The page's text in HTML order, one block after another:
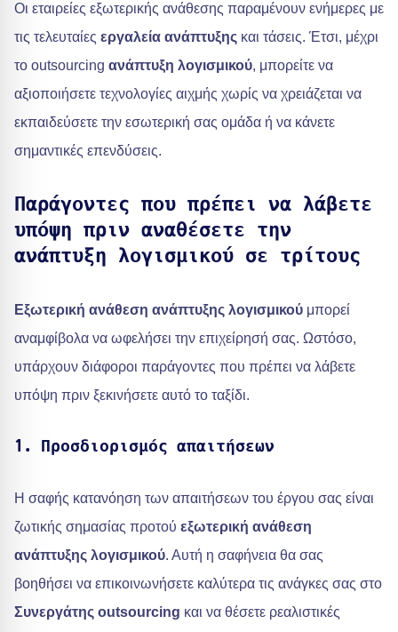
Οι εταιρείες εξωτερικής ανάθεσης παραμένουν ενήμερες με
τις τελευταίες εργαλεία ανάπτυξης και τάσεις. Έτσι, μέχρι
το outsourcing ανάπτυξη λογισμικού, μπορείτε να
αξιοποιήσετε τεχνολογίες αιχμής χωρίς να χρειάζεται να
εκπαιδεύσετε την εσωτερική σας ομάδα ή να κάνετε
σημαντικές επενδύσεις.
Παράγοντες που πρέπει να λάβετε
υπόψη πριν αναθέσετε την
ανάπτυξη λογισμικού σε τρίτους
Εξωτερική ανάθεση ανάπτυξης λογισμικού μπορεί
αναμφίβολα να ωφελήσει την επιχείρησή σας. Ωστόσο,
υπάρχουν διάφοροι παράγοντες που πρέπει να λάβετε
υπόψη πριν ξεκινήσετε αυτό το ταξίδι.
1. Προσδιορισμός απαιτήσεων
Η σαφής κατανόηση των απαιτήσεων του έργου σας είναι
ζωτικής σημασίας προτού εξωτερική ανάθεση
ανάπτυξης λογισμικού. Αυτή η σαφήνεια θα σας
βοηθήσει να επικοινωνήσετε καλύτερα τις ανάγκες σας στο
Συνεργάτης outsourcing και να θέσετε ρεαλιστικές